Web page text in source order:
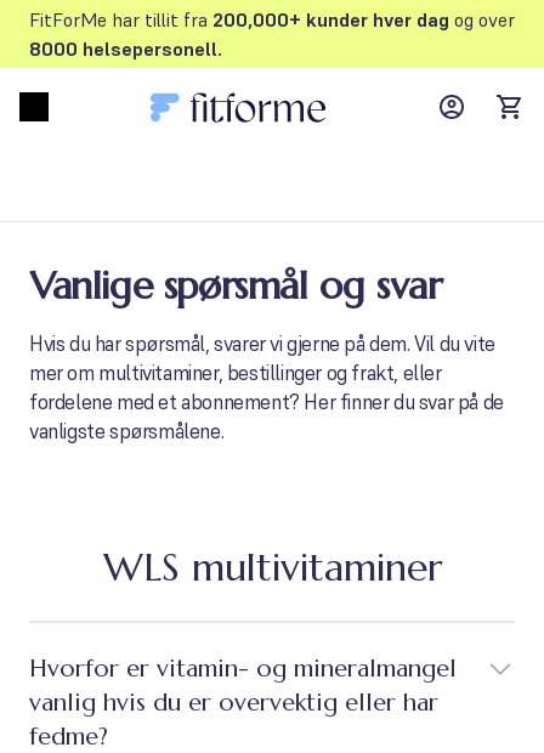
FitForMe har tillit fra 200,000+ kunder hver dag og over
8000 helsepersonell.
MyFFM
Vanlige spørsmål og svar
Hvis du har spørsmål, svarer vi gjerne på dem. Vil du vite
mer om multivitaminer, bestillinger og frakt, eller
fordelene med et abonnement? Her finner du svar på de
vanligste spørsmålene.
WLS multivitaminer
Hvorfor er vitamin- og mineralmangel
vanlig hvis du er overvektig eller har
fedme?